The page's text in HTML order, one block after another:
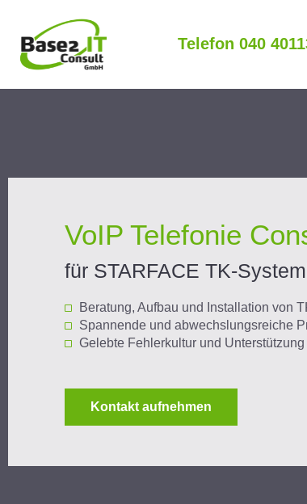
Telefon 040
VoIP Telefonie
für STARFACE TK-
Beratung, Aufbau und Installation von
Spannende und abwechslungsreiche
Gelebte Fehlerkultur und
Kontakt aufnehmen